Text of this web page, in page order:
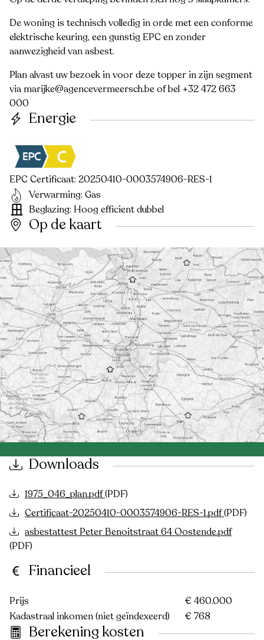
De woning is technisch volledig in orde met een conforme
elektrische keuring, een gunstig EPC en zonder
aanwezigheid van asbest.
Plan alvast uw bezoek in voor deze topper in zijn segment
via marijke@agencevermeersch.be of bel +32 472 663
000
Energie
EPC Certificaat: 20250410-0003574906-RES-1
Verwarming: Gas
Beglazing: Hoog efficient dubbel
Op de kaart
Downloads
1975_046_plan.pdf(PDF)
Certificaat-20250410-0003574906-RES-1.pdf(PDF)
asbestattest Peter Benoitstraat 64 Oostende.pdf
(PDF)
Financieel
Prijs
€ 460.000
Kadastraal inkomen (niet geïndexeerd)
€ 768
Berekening kosten